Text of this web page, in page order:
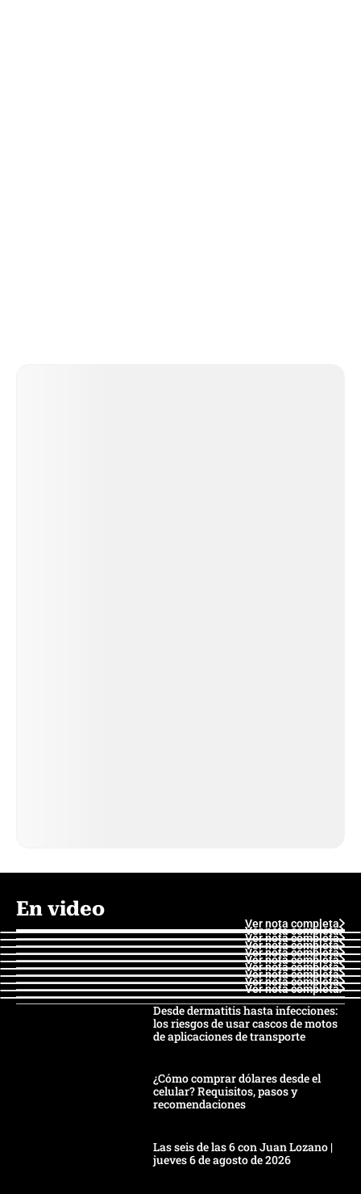
En video
Ver nota completa
Ver nota completa
Ver nota completa
Ver nota completa
Ver nota completa
Ver nota completa
Ver nota completa
Ver nota completa
Ver nota completa
Ver nota completa
Desde dermatitis hasta infecciones:
los riesgos de usar cascos de motos
de aplicaciones de transporte
¿Cómo comprar dólares desde el
celular? Requisitos, pasos y
recomendaciones
Las seis de las 6 con Juan Lozano |
jueves 6 de agosto de 2026